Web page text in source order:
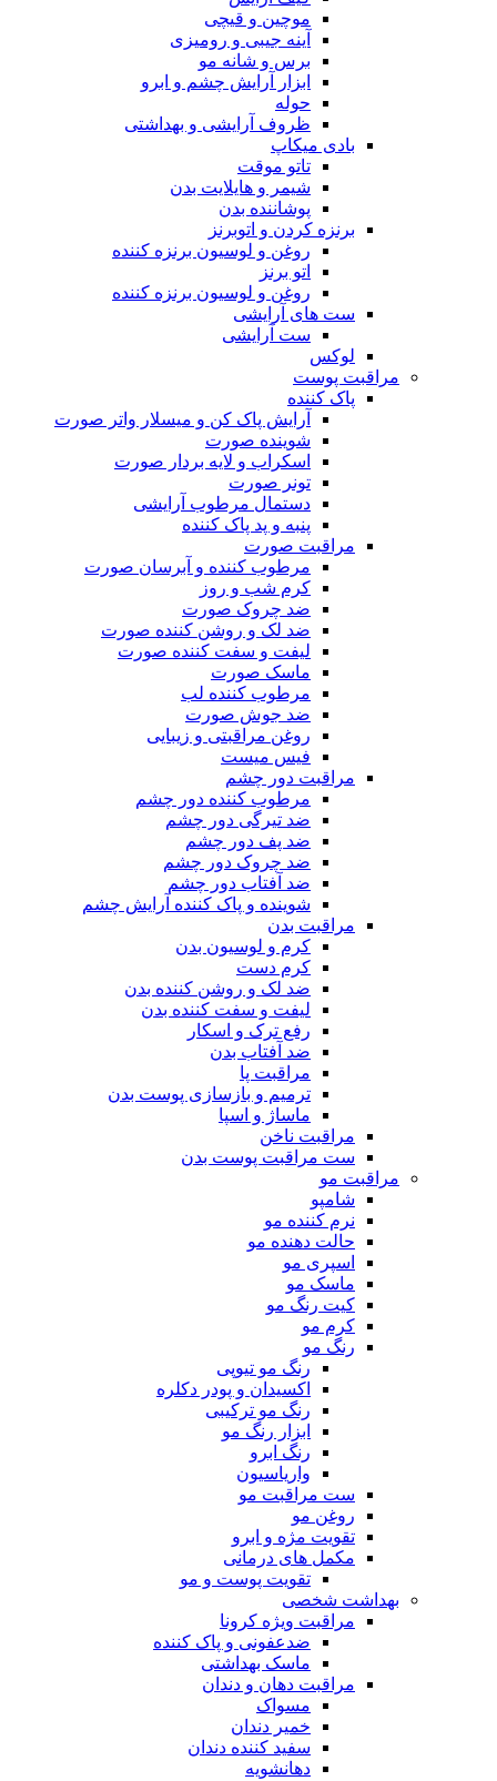
موچین و قیچی
آینه جیبی و رومیزی
برس و شانه مو
ابزار آرایش چشم و ابرو
حوله
ظروف آرایشی و بهداشتی
بادی میکاپ
تاتو موقت
شیمر و هایلایت بدن
پوشاننده بدن
برنزه کردن و اتوبرنز
روغن و لوسیون برنزه کننده
اتو برنز
روغن و لوسیون برنزه کننده
ست های آرایشی
ست آرایشی
لوکس
مراقبت پوست
پاک کننده
آرایش پاک کن و میسلار واتر صورت
شوینده صورت
اسکراب و لایه بردار صورت
تونر صورت
دستمال مرطوب آرایشی
پنبه و پد پاک کننده
مراقبت صورت
مرطوب کننده و آبرسان صورت
کرم شب و روز
ضد چروک صورت
ضد لک و روشن کننده صورت
لیفت و سفت کننده صورت
ماسک صورت
مرطوب کننده لب
ضد جوش صورت
روغن مراقبتی و زیبایی
فیس میست
مراقبت دور چشم
مرطوب کننده دور چشم
ضد تیرگی دور چشم
ضد پف دور چشم
ضد چروک دور چشم
ضد آفتاب دور چشم
شوینده و پاک کننده آرایش چشم
مراقبت بدن
کرم و لوسیون بدن
کرم دست
ضد لک و روشن کننده بدن
لیفت و سفت کننده بدن
رفع ترک و اسکار
ضد آفتاب بدن
مراقبت پا
ترمیم و بازسازی پوست بدن
ماساژ و اسپا
مراقبت ناخن
ست مراقبت پوست بدن
مراقبت مو
شامپو
نرم کننده مو
حالت دهنده مو
اسپری مو
ماسک مو
کیت رنگ مو
کرم مو
رنگ مو
رنگ مو تیوپی
اکسیدان و پودر دکلره
رنگ مو ترکیبی
ابزار رنگ مو
رنگ ابرو
واریاسیون
ست مراقبت مو
روغن مو
تقویت مژه و ابرو
مکمل های درمانی
تقویت پوست و مو
بهداشت شخصی
مراقبت ویژه کرونا
ضدعفونی و پاک کننده
ماسک بهداشتی
مراقبت دهان و دندان
مسواک
خمیر دندان
سفید کننده دندان
دهانشویه